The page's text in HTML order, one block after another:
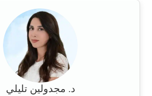
د. مجدولين تليلي